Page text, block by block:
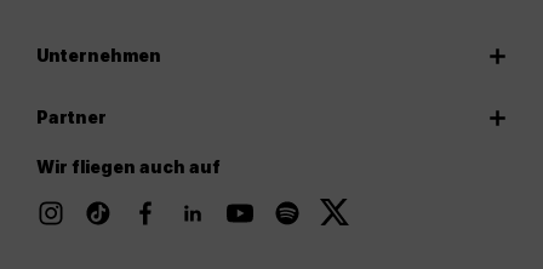
Unternehmen
Partner
Wir fliegen auch auf